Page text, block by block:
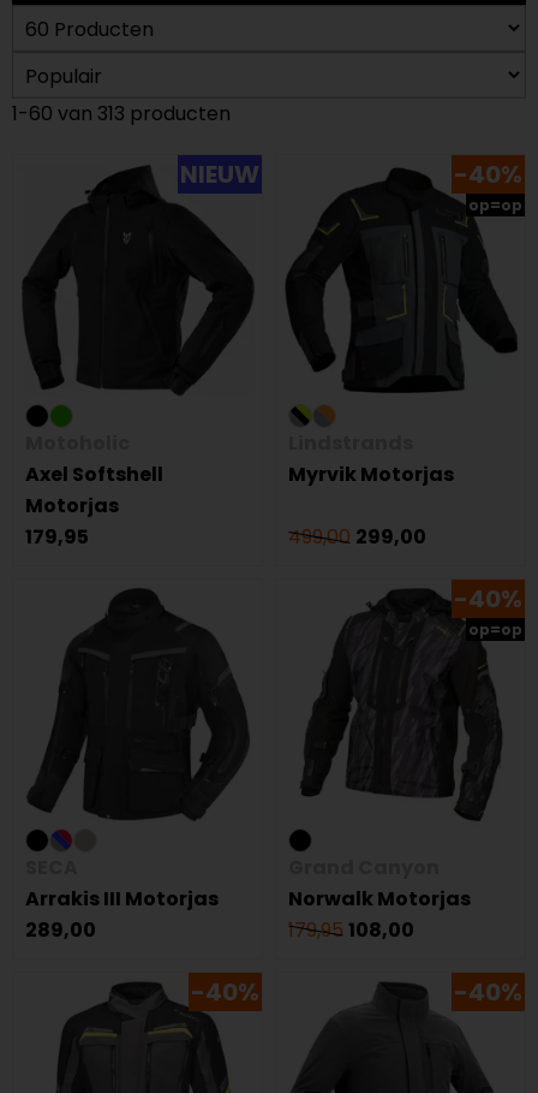
1-60 van 313 producten
NIEUW
Axel Softshell
Motorjas
179,95
-40%
op=op
Myrvik Motorjas
499,00 299,00
Arrakis III Motorjas
289,00
-40%
op=op
Norwalk Motorjas
179,95 108,00
-40% -40%